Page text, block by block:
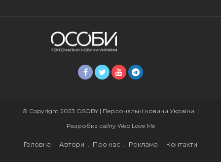
© Copyright 2023 OSOBY | Персональні новини України. |
Разробка сайтуWeb Love Me
Головна Автори Про нас Реклама Контакти